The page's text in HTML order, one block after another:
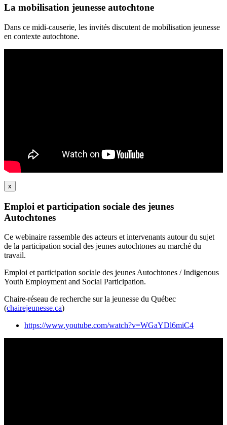
La mobilisation jeunesse autochtone
Dans ce midi-causerie, les invités discutent de mobilisation jeunesse
en contexte autochtone.
x
Emploi et participation sociale des jeunes
Autochtones
Ce webinaire rassemble des acteurs et intervenants autour du sujet
de la participation social des jeunes autochtones au marché du
travail.
Emploi et participation sociale des jeunes Autochtones / Indigenous
Youth Employment and Social Participation.
Chaire-réseau de recherche sur la jeunesse du Québec
(chairejeunesse.ca)
https://www.youtube.com/watch?v=WGaYDl6miC4